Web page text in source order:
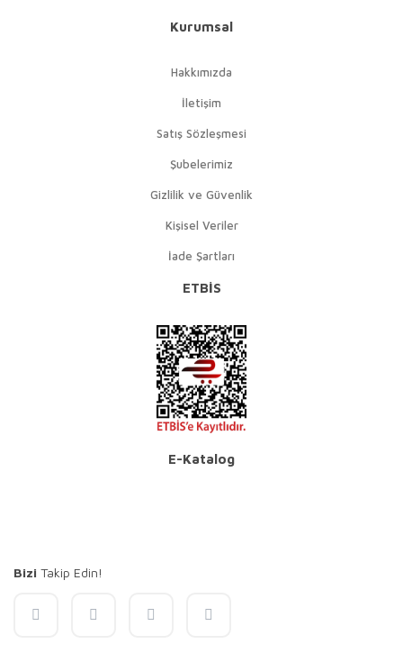
Kurumsal
Hakkımızda
İletişim
Satış Sözleşmesi
Şubelerimiz
Gizlilik ve Güvenlik
Kişisel Veriler
İade Şartları
ETBİS
E-Katalog
Bizi Takip Edin!